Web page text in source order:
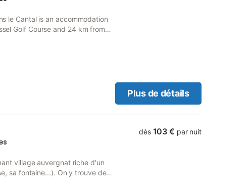
le Cantal is an accommodation
Golf Course and 24 km from
access to a terrace and free
Plus de détails
village auvergnat riche d'un
sa fontaine...). On y trouve de
(boulangerie, épicerie,
dès 103 € par nuit